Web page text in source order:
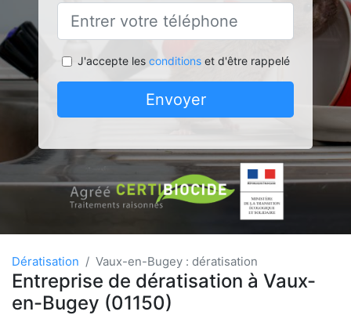
J'accepte les conditionset d'être rappelé
Envoyer
Dératisation Vaux-en-Bugey : dératisation
Entreprise de dératisation à Vaux-
en-Bugey (01150)